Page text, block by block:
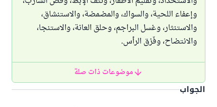
وإعفاء اللحية، والسواك، والمضمضة، والاستنشاق،
والاستنثار، وغسل البراجم، وحلق العانة، والاستنجا،
والانتضاح، وفَرْق الرأس.
موضوعات ذات صلة
الجواب